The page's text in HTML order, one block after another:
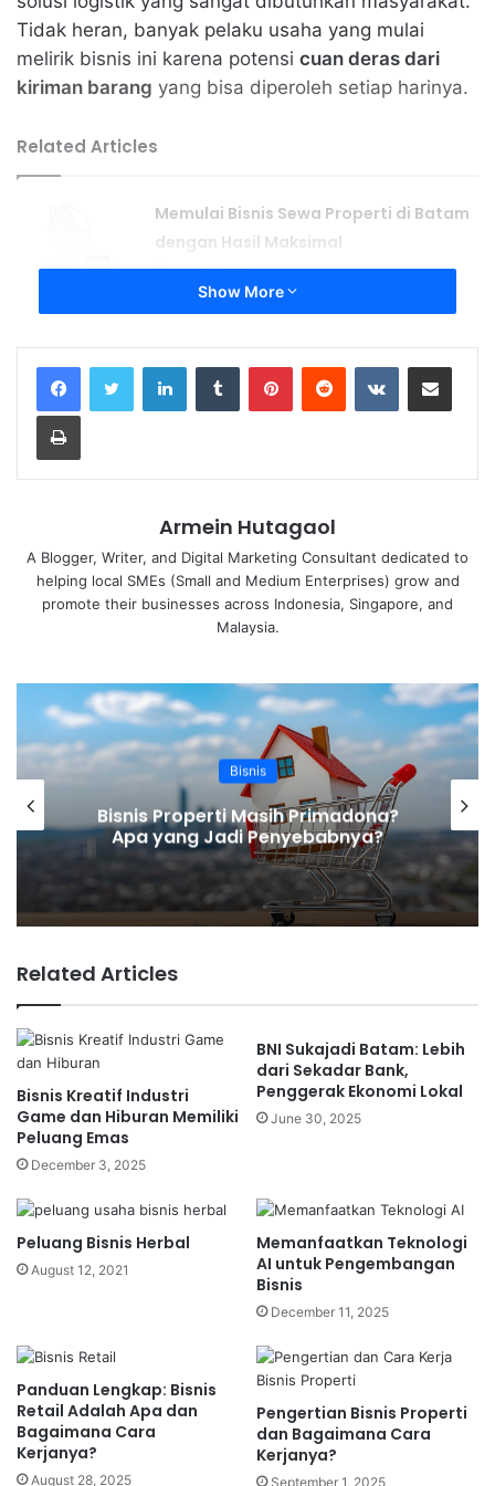
Tidak heran, banyak pelaku usaha yang mulai
melirik bisnis ini karena potensi cuan deras dari
kiriman barang yang bisa diperoleh setiap harinya.
Related Articles
Memulai Bisnis Sewa Properti di Batam
dengan Hasil Maksimal
April 23, 2026
Menjual Properti di Batam Lewat
Platform Digital dan Tips Ampuh
April 19, 2026
Langkah-Langkah Memulai Bisnis Ekspedisi yang
Langsung Ngebut
1. Tentukan Model Bisnis Ekspedisi
2. Riset Pasar dan Lokasi Strategis
3. Siapkan Modal Awal
6. Gunakan Teknologi Pendukung
7. Bangun Kerja Sama Strategis
8. Lakukan Promosi Agresif
9. Berikan Pelayanan Maksimal
10. Evaluasi dan Kembangkan Bisnis
Namun, memulai bisnis ekspedisi tidak bisa
dilakukan sembarangan. Ada banyak hal yang
harus disiapkan agar usaha ini tidak hanya
bertahan, tetapi juga berkembang pesat. Lantas,
bagaimana caramemulai bisnis ekspedisi yang
langsung ngebut
sejak awal?
membagikan strategi jitu dan langkah-langkah
praktis untuk memulai bisnis ekspedisi dengan
modal efisien dan potensi keuntungan maksimal.
Show More
Armein Hutagaol
A Blogger, Writer, and Digital Marketing Consultant dedicated to
helping local SMEs (Small and Medium Enterprises) grow and
promote their businesses across Indonesia, Singapore, and
Malaysia.
Bisnis
Bisnis Properti Masih Primadona?
Apa yang Jadi Penyebabnya?
Related Articles
Bisnis Kreatif Industri
Game dan Hiburan Memiliki
Peluang Emas
December 3, 2025
BNI Sukajadi Batam: Lebih
dari Sekadar Bank,
Penggerak Ekonomi Lokal
June 30, 2025
Peluang Bisnis Herbal
August 12, 2021
Memanfaatkan Teknologi
AI untuk Pengembangan
Bisnis
December 11, 2025
Panduan Lengkap: Bisnis
Retail Adalah Apa dan
Bagaimana Cara
Kerjanya?
August 28, 2025
Pengertian Bisnis Properti
dan Bagaimana Cara
Kerjanya?
September 1, 2025